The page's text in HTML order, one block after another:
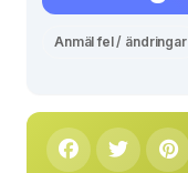
Anmäl fel / ändringar